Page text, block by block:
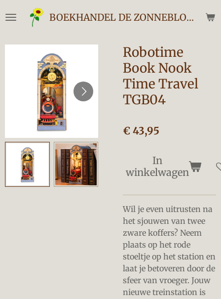
direct
de
hoofdinhoud
BOEKHANDEL DE ZONNEBLOEM
Robotime
Book Nook
Time Travel
TGB04
€ 43,95
In
winkelwagen
Wil je even uitrusten na
het sjouwen van twee
zware koffers? Neem
plaats op het rode
stoeltje op het station en
laat je betoveren door de
sfeer van vroeger. Jouw
nieuwe treinstation is